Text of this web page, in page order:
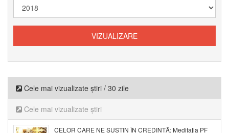
Cele mai vizualizate știri / 30 zile
Cele mai vizualizate știri
CELOR CARE NE SUSȚIN ÎN CREDINȚĂ: Meditația PF